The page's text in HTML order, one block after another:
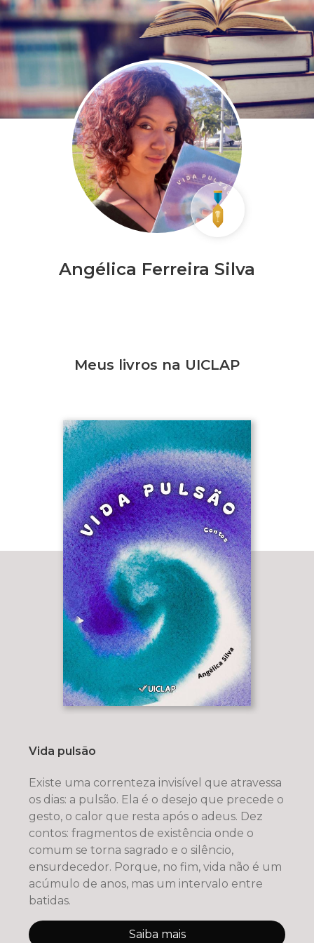
Angélica Ferreira Silva
Meus livros na UICLAP
Vida pulsão
Existe uma correnteza invisível que atravessa
os dias: a pulsão. Ela é o desejo que precede o
gesto, o calor que resta após o adeus. Dez
contos: fragmentos de existência onde o
comum se torna sagrado e o silêncio,
ensurdecedor. Porque, no fim, vida não é um
acúmulo de anos, mas um intervalo entre
batidas.
Saiba mais